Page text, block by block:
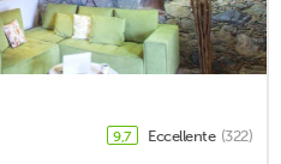
9,7 Eccellente (322)